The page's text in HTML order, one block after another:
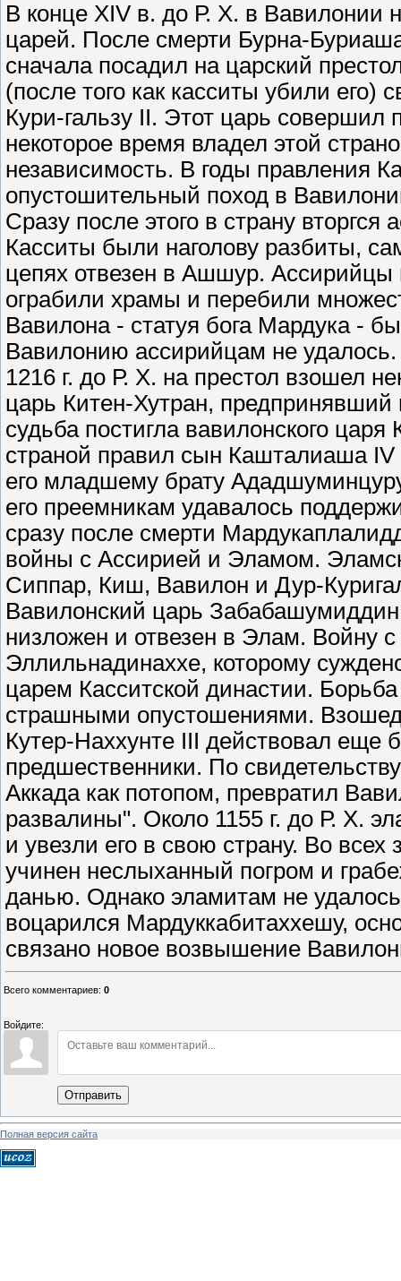
В конце XIV в. до Р. Х. в Вавилонии
царей. После смерти Бурна-
сначала посадил на царский
(после того как касситы убили его)
Кури-гальзу II. Этот царь
некоторое время владел этой
независимость. В годы правления
опустошительный поход в
Сразу после этого в страну
Касситы были наголову разбиты,
цепях отвезен в Ашшур. Ассирийцы
ограбили храмы и перебили
Вавилона - статуя бога Мардука -
Вавилонию ассирийцам не
1216 г. до Р. Х. на престол взошел
царь Китен-Хутран,
судьба постигла вавилонского
страной правил сын Кашталиаша
его младшему брату
его преемникам удавалось
сразу после смерти
войны с Ассирией и Эламом.
Сиппар, Киш, Вавилон и Дур-
Вавилонский царь
низложен и отвезен в Элам. Войну
Эллильнадинаххе, которому
царем Касситской династии.
страшными опустошениями.
Кутер-Наххунте III действовал еще
предшественники. По
Аккада как потопом, превратил
развалины". Около 1155 г. до Р. Х.
и увезли его в свою страну. Во
учинен неслыханный погром и
данью. Однако эламитам не
воцарился Мардуккабитаххешу,
связано новое возвышение
Всего комментариев: 0
Войдите:
Отправить
Полная версия сайта